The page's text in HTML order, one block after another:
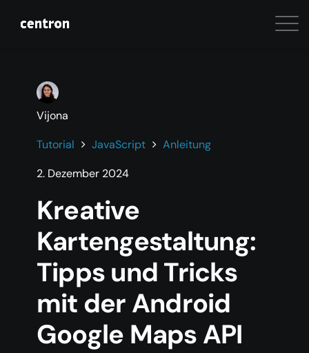
Vijona
Tutorial
JavaScript
Anleitung
2. Dezember 2024
Kreative
Kartengestaltung:
Tipps und Tricks
mit der Android
Google Maps API